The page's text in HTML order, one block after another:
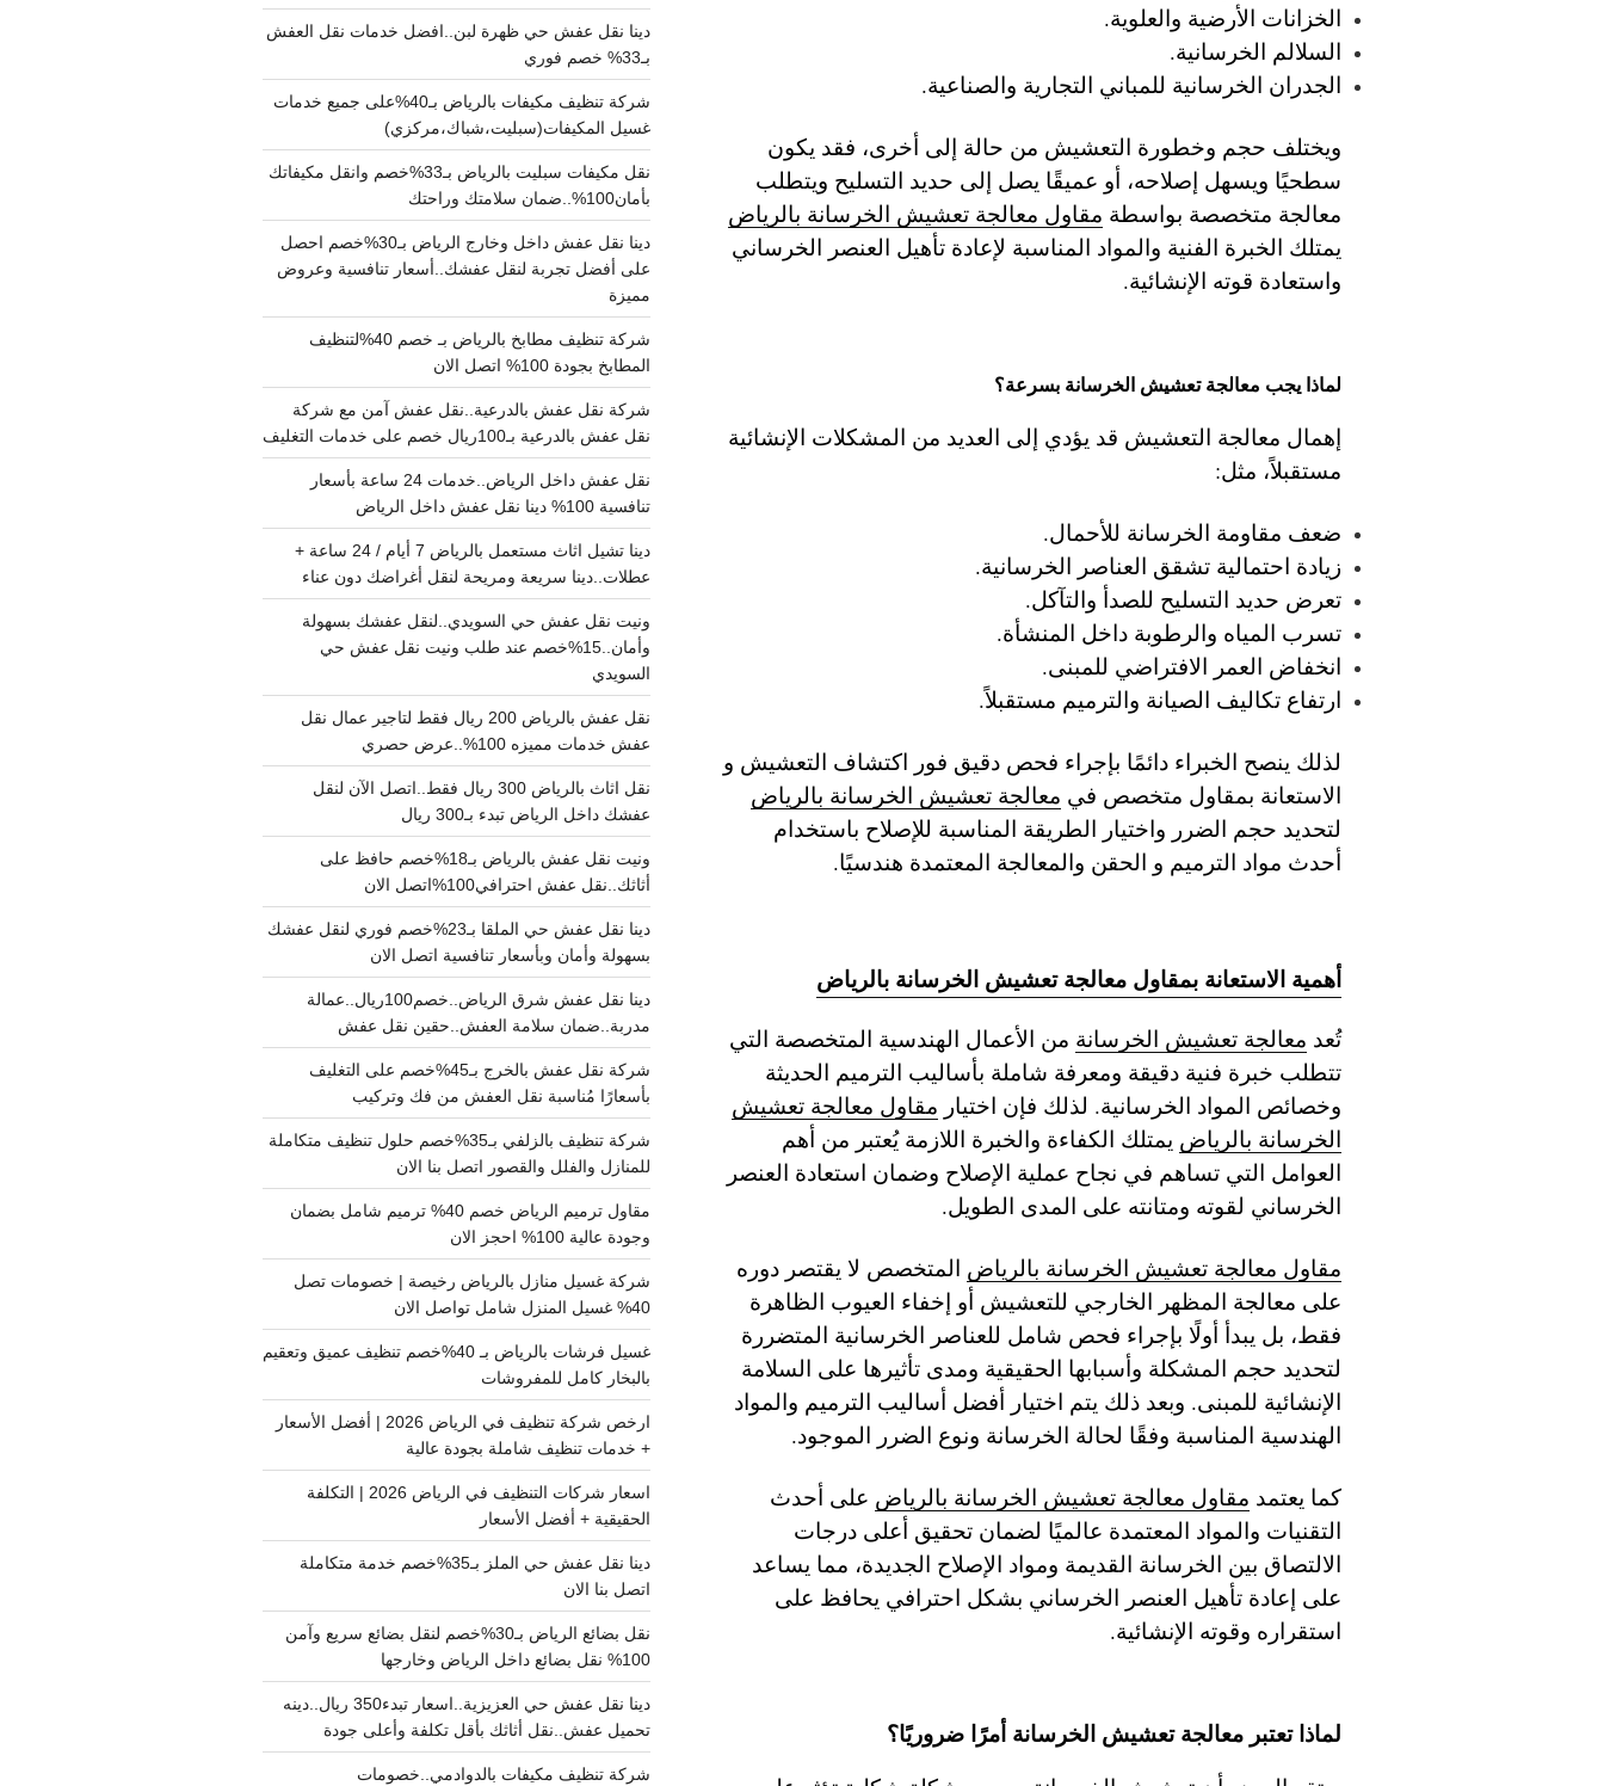
الخزانات الأرضية والعلوية.
السلالم الخرسانية.
الجدران الخرسانية للمباني التجارية والصناعية.
ويختلف حجم وخطورة التعشيش من حالة إلى أخرى، فقد يكون
سطحيًا ويسهل إصلاحه، أو عميقًا يصل إلى حديد التسليح ويتطلب
معالجة متخصصة بواسطة مقاول معالجة تعشيش الخرسانة بالرياض
يمتلك الخبرة الفنية والمواد المناسبة لإعادة تأهيل العنصر الخرساني
واستعادة قوته الإنشائية.
لماذا يجب معالجة تعشيش الخرسانة بسرعة؟
إهمال معالجة التعشيش قد يؤدي إلى العديد من المشكلات الإنشائية
مستقبلاً، مثل:
ضعف مقاومة الخرسانة للأحمال.
زيادة احتمالية تشقق العناصر الخرسانية.
تعرض حديد التسليح للصدأ والتآكل.
تسرب المياه والرطوبة داخل المنشأة.
انخفاض العمر الافتراضي للمبنى.
ارتفاع تكاليف الصيانة والترميم مستقبلاً.
لذلك ينصح الخبراء دائمًا بإجراء فحص دقيق فور اكتشاف التعشيش و
الاستعانة بمقاول متخصص في معالجة تعشيش الخرسانة بالرياض
لتحديد حجم الضرر واختيار الطريقة المناسبة للإصلاح باستخدام
أحدث مواد الترميم و الحقن والمعالجة المعتمدة هندسيًا.
أهمية الاستعانة بمقاول معالجة تعشيش الخرسانة بالرياض
تُعد معالجة تعشيش الخرسانة من الأعمال الهندسية المتخصصة التي
تتطلب خبرة فنية دقيقة ومعرفة شاملة بأساليب الترميم الحديثة
وخصائص المواد الخرسانية. لذلك فإن اختيار مقاول معالجة تعشيش
الخرسانة بالرياض يمتلك الكفاءة والخبرة اللازمة يُعتبر من أهم
العوامل التي تساهم في نجاح عملية الإصلاح وضمان استعادة العنصر
الخرساني لقوته ومتانته على المدى الطويل.
مقاول معالجة تعشيش الخرسانة بالرياض المتخصص لا يقتصر دوره
على معالجة المظهر الخارجي للتعشيش أو إخفاء العيوب الظاهرة
فقط، بل يبدأ أولًا بإجراء فحص شامل للعناصر الخرسانية المتضررة
لتحديد حجم المشكلة وأسبابها الحقيقية ومدى تأثيرها على السلامة
الإنشائية للمبنى. وبعد ذلك يتم اختيار أفضل أساليب الترميم والمواد
الهندسية المناسبة وفقًا لحالة الخرسانة ونوع الضرر الموجود.
كما يعتمد مقاول معالجة تعشيش الخرسانة بالرياض على أحدث
التقنيات والمواد المعتمدة عالميًا لضمان تحقيق أعلى درجات
الالتصاق بين الخرسانة القديمة ومواد الإصلاح الجديدة، مما يساعد
على إعادة تأهيل العنصر الخرساني بشكل احترافي يحافظ على
استقراره وقوته الإنشائية.
لماذا تعتبر معالجة تعشيش الخرسانة أمرًا ضروريًا؟
دينا نقل عفش حي ظهرة لبن..افضل خدمات نقل العفش
بـ33% خصم فوري
شركة تنظيف مكيفات بالرياض بـ40%على جميع خدمات
غسيل المكيفات(سبليت،شباك،مركزي)
نقل مكيفات سبليت بالرياض بـ33%خصم وانقل مكيفاتك
بأمان100%..ضمان سلامتك وراحتك
دينا نقل عفش داخل وخارج الرياض بـ30%خصم احصل
على أفضل تجربة لنقل عفشك..أسعار تنافسية وعروض
مميزة
شركة تنظيف مطابخ بالرياض بـ خصم 40%لتنظيف
المطابخ بجودة 100% اتصل الان
شركة نقل عفش بالدرعية..نقل عفش آمن مع شركة
نقل عفش بالدرعية بـ100ريال خصم على خدمات التغليف
نقل عفش داخل الرياض..خدمات 24 ساعة بأسعار
تنافسية 100% دينا نقل عفش داخل الرياض
دينا تشيل اثاث مستعمل بالرياض 7 أيام / 24 ساعة +
عطلات..دينا سريعة ومريحة لنقل أغراضك دون عناء
ونيت نقل عفش حي السويدي..لنقل عفشك بسهولة
وأمان..15%خصم عند طلب ونيت نقل عفش حي
السويدي
نقل عفش بالرياض 200 ريال فقط لتاجير عمال نقل
عفش خدمات مميزه 100%..عرض حصري
نقل اثاث بالرياض 300 ريال فقط..اتصل الآن لنقل
عفشك داخل الرياض تبدء بـ300 ريال
ونيت نقل عفش بالرياض بـ18%خصم حافظ على
أثاثك..نقل عفش احترافي100%اتصل الان
دينا نقل عفش حي الملقا بـ23%خصم فوري لنقل عفشك
بسهولة وأمان وبأسعار تنافسية اتصل الان
دينا نقل عفش شرق الرياض..خصم100ريال..عمالة
مدربة..ضمان سلامة العفش..حقين نقل عفش
شركة نقل عفش بالخرج بـ45%خصم على التغليف
بأسعارًا مُناسبة نقل العفش من فك وتركيب
شركة تنظيف بالزلفي بـ35%خصم حلول تنظيف متكاملة
للمنازل والفلل والقصور اتصل بنا الان
مقاول ترميم الرياض خصم 40% ترميم شامل بضمان
وجودة عالية 100% احجز الان
شركة غسيل منازل بالرياض رخيصة | خصومات تصل
40% غسيل المنزل شامل تواصل الان
غسيل فرشات بالرياض بـ 40%خصم تنظيف عميق وتعقيم
بالبخار كامل للمفروشات
ارخص شركة تنظيف في الرياض 2026 | أفضل الأسعار
+ خدمات تنظيف شاملة بجودة عالية
اسعار شركات التنظيف في الرياض 2026 | التكلفة
الحقيقية + أفضل الأسعار
دينا نقل عفش حي الملز بـ35%خصم خدمة متكاملة
اتصل بنا الان
نقل بضائع الرياض بـ30%خصم لنقل بضائع سريع وآمن
100% نقل بضائع داخل الرياض وخارجها
دينا نقل عفش حي العزيزية..اسعار تبدء350 ريال..دينه
تحميل عفش..نقل أثاثك بأقل تكلفة وأعلى جودة
شركة تنظيف مكيفات بالدوادمي..خصومات